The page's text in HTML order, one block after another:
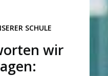
SCHULE
wir